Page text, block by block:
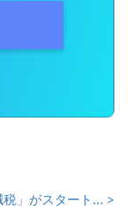
」がスタート... >